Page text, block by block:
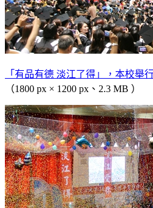
「有品有德 淡江了得」，本校舉
（1800 px × 1200 px、2.3 MB ）